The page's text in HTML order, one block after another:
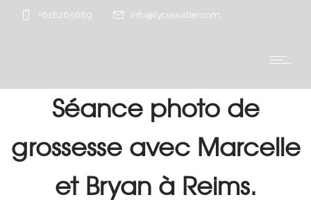
+618265689 info@lyciawalter.com
Séance photo de
grossesse avec Marcelle
et Bryan à Reims.